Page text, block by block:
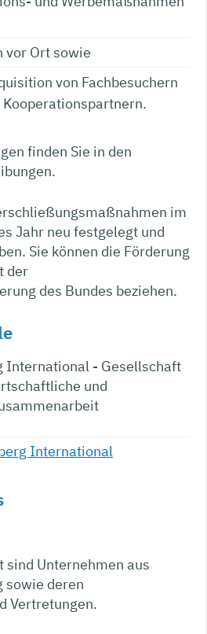
vor Ort sowie
von Fachbesuchern
finden Sie in den
im
Jahr neu festgelegt und
Sie können die Förderung
der
des Bundes beziehen.
International - Gesellschaft
und
International
Unternehmen aus
sowie deren
Vertretungen.